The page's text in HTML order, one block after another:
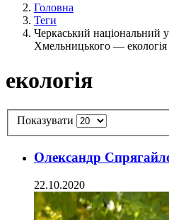
Головна
Теги
Черкаський національний
Хмельницького — екологія
екологія
Показувати
Олександр
22.10.2020